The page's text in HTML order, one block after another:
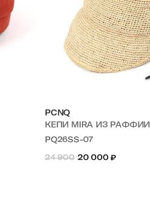
PCNQ
КЕПИ MIRA ИЗ РАФФИИ
PQ26SS-07
24 900
20 000 ₽